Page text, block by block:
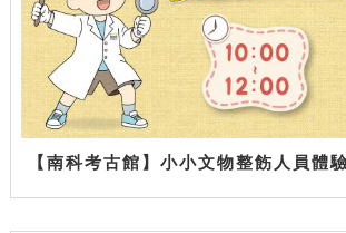
【南科考古館】小小文物整飭人員體